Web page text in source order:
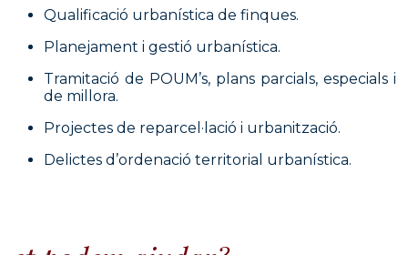
Qualificació urbanística de finques.
Planejament i gestió urbanística.
Tramitació de POUM’s, plans parcials, especials i
de millora.
Projectes de reparcel·lació i urbanització.
Delictes d’ordenació territorial urbanística.